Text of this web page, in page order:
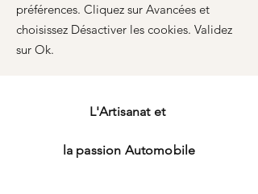
préférences. Cliquez sur Avancées et
choisissez Désactiver les cookies. Validez
sur Ok.
L'Artisanat et
la passion Automobile